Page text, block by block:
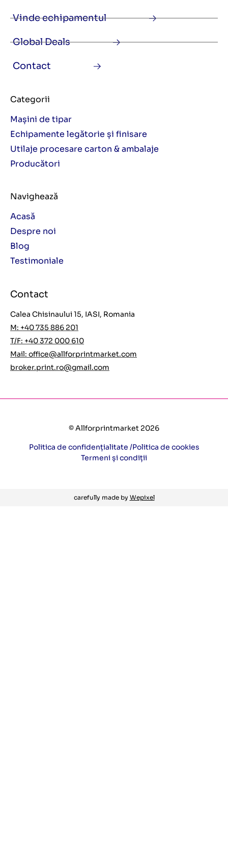
Vinde echipamentul
Global Deals
Contact
Categorii
Mașini de tipar
Echipamente legătorie și finisare
Utilaje procesare carton & ambalaje
Producători
Navighează
Acasă
Despre noi
Blog
Testimoniale
Contact
Calea Chisinaului 15, IASI, Romania
M: +40 735 886 201
T/F: +40 372 000 610
Mail: office@allforprintmarket.com
broker.print.ro@gmail.com
© Allforprintmarket 2026
Politica de confidențialitate /Politica de cookies
Termeni și condiții
carefully made by Wepixel